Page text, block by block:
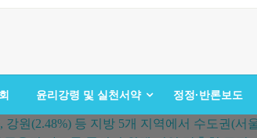
윤리강령 및 실천서약 정정·반론보도